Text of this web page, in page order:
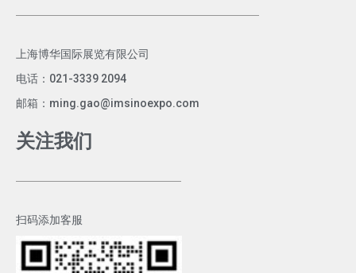
上海博华国际展览有限公司
电话：021-3339 2094
邮箱：ming.gao@imsinoexpo.com
关注我们
扫码添加客服